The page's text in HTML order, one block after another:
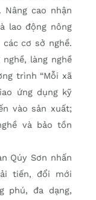
Nâng cao nhận
lao động nông
cơ sở nghề.
làng nghề
trình “Mỗi xã
ứng dụng kỹ
vào sản xuất;
và bảo tồn
Qúy Sơn nhấn
tiến, đổi mới
phú, đa dạng,